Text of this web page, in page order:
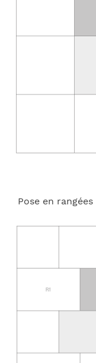
Pose en rangées